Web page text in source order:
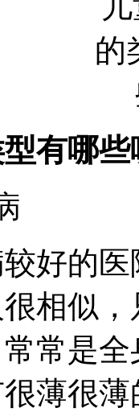
有哪些
好的
相似
常是
薄很